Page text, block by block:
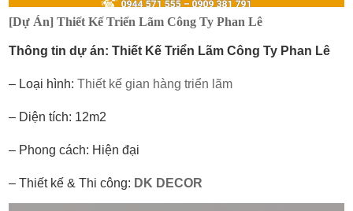
[Dự Án] Thiết Kế Triển Lãm Công Ty Phan Lê
Thông tin dự án: Thiết Kế Triển Lãm Công Ty Phan Lê
– Loại hình:Thiết kế gian hàng triển lãm
– Diện tích: 12m2
– Phong cách: Hiện đại
– Thiết kế & Thi công: DK DECOR